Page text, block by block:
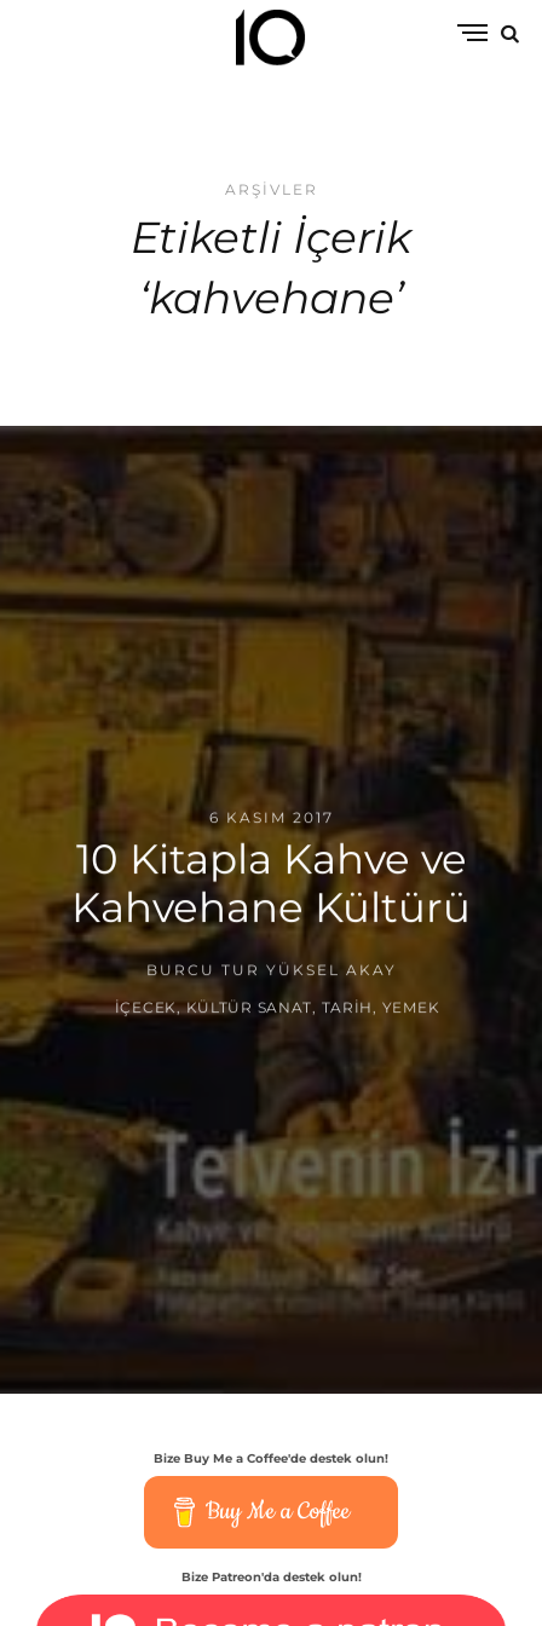
ARŞIVLER
Etiketli İçerik
‘kahvehane’
6 KASIM 2017
10 Kitapla Kahve ve
Kahvehane Kültürü
BURCU TUR YÜKSEL AKAY
İÇECEK,KÜLTÜR SANAT TARIH YEMEK
Bize Buy Me a Coffee'de destek olun!
Buy Me a Coffee
Bize Patreon'da destek olun!